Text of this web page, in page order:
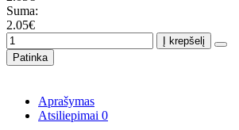
Suma:
2.05€
Į krepšelį
Patinka
Aprašymas
Atsiliepimai 0